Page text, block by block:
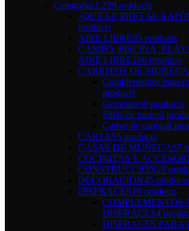
Categorías1.229 products
¿QUÉ LE PIDO AL
products
AIRE LIBRE85 products
CAMPO, PISCINA,
AIRE LIBRE106 products
CARRITOS DE
Complementos para
products
Gemelares0 products
Sillas de paseo0
Carros de capota0
CARTAS5 products
CASAS DE MUÑECAS7
COCINITAS Y
CONSTRUCCIÓN20
DECORACIÓN45 products
DISFRACES16 products
COMPLEMENTOS
DISFRACES4
DISFRACES PARA